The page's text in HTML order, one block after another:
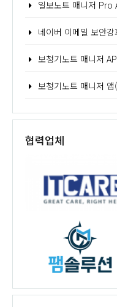
일보노트 매니저 Pro
네이버 이메일 보안강화에 따른 [ 이메
보청기노트 매니저
보청기노트 매니저
협력업체